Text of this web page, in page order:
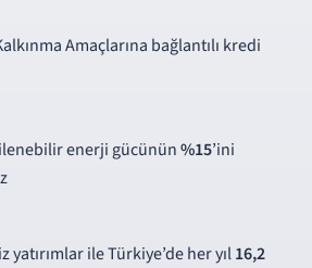
Amaçlarına bağlantılı kredi
enerji gücünün%15’ini
yatırımlar ile Türkiye’de her yıl16,2